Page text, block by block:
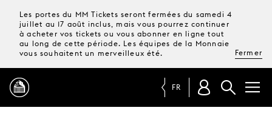
Les portes du MM Tickets seront fermées du samedi 4
juillet au 17 août inclus, mais vous pourrez continuer
à acheter vos tickets ou vous abonner en ligne tout
au long de cette période. Les équipes de la Monnaie
vous souhaitent un merveilleux été.
Fermer
FR